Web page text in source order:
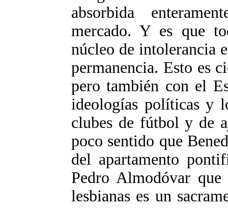
absorbida
mercado. Y es que
núcleo de intolerancia
permanencia. Esto es
pero también con el
ideologías políticas y
clubes de fútbol y de
poco sentido que
del apartamento
Pedro Almodóvar
lesbianas es un